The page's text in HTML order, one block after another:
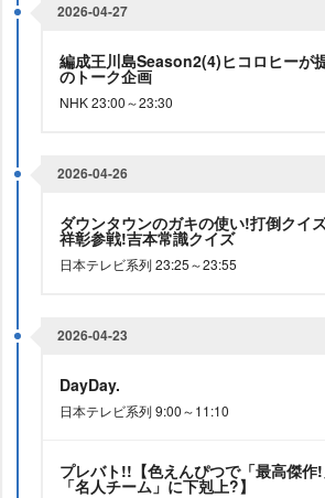
2026-04-27
編成王川島Season2(4)ヒコロヒーが
のトーク企画
NHK 23:00～23:30
2026-04-26
ダウンタウンのガキの使い!打倒クイ
祥彰参戦!吉本常識クイズ
日本テレビ系列 23:25～23:55
2026-04-23
DayDay.
日本テレビ系列 9:00～11:10
プレバト!!【色えんぴつで「最高傑
「名人チーム」に下剋上?】